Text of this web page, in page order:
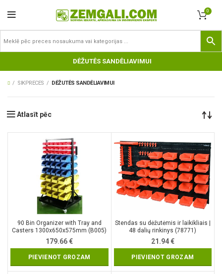
0
DĖŽUTĖS SANDĖLIAVIMUI
SIKPRECES DĖŽUTĖS SANDĖLIAVIMUI
Atlasīt pēc
90 Bin Organizer with Tray and
Casters 1300x650x575mm (B005)
179.66€
PIEVIENOT GROZAM
Stendas su dėžutėmis ir laikikliais |
48 dalių rinkinys (78771)
21.94€
PIEVIENOT GROZAM